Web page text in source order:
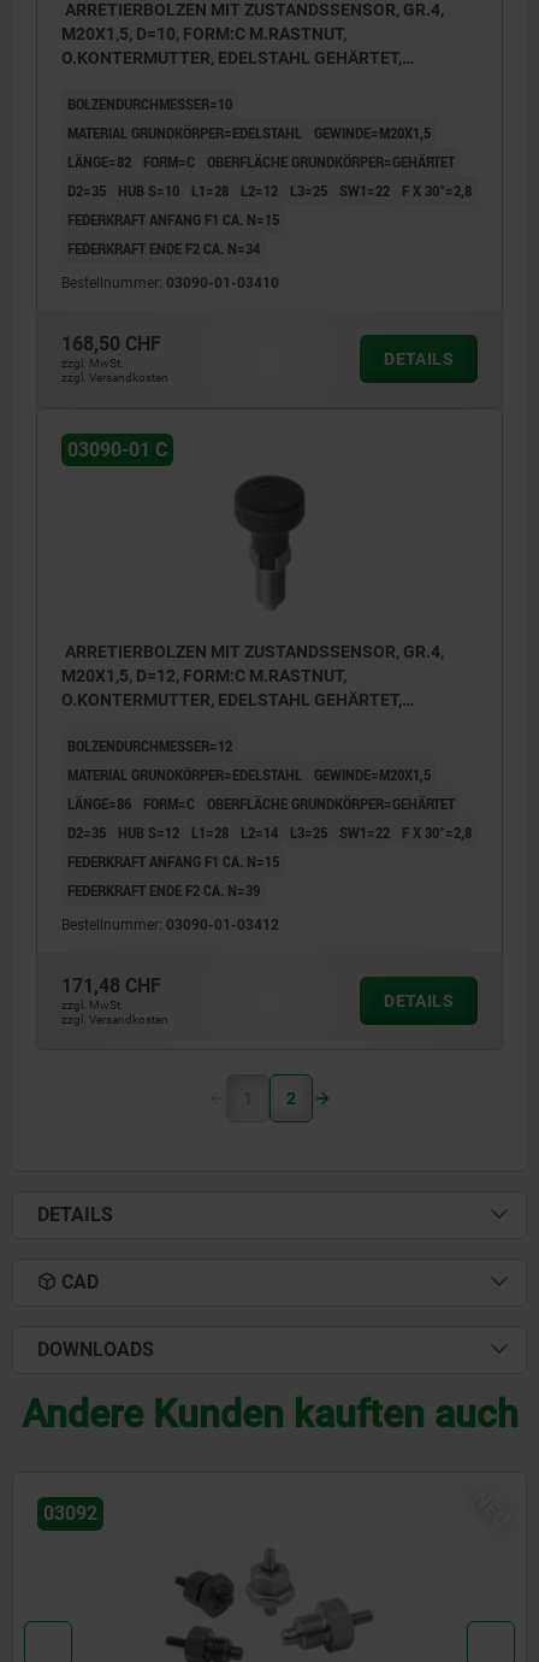
ARRETIERBOLZEN MIT ZUSTANDSSENSOR, GR.4,
M20X1,5, D=10, FORM:C M.RASTNUT,
O.KONTERMUTTER, EDELSTAHL GEHÄRTET,
UN3091 GEFAHRGUTKLASSE 9
BOLZENDURCHMESSER=10
MATERIAL GRUNDKÖRPER=EDELSTAHL
GEWINDE=M20X1,5
LÄNGE=82
FORM=C
OBERFLÄCHE GRUNDKÖRPER=GEHÄRTET
D2=35
HUB S=10 L1=28 L2=12 L3=25 SW1=22
F X 30°=2,8
FEDERKRAFT ANFANG F1 CA. N=15
FEDERKRAFT ENDE F2 CA. N=34
Bestellnummer: 03090-01-03410
168,50 CHF
zzgl. MwSt.
zzgl. Versandkosten
DETAILS
03090-01 C
ARRETIERBOLZEN MIT ZUSTANDSSENSOR, GR.4,
M20X1,5, D=12, FORM:C M.RASTNUT,
O.KONTERMUTTER, EDELSTAHL GEHÄRTET,
UN3091 GEFAHRGUTKLASSE 9
BOLZENDURCHMESSER=12
MATERIAL GRUNDKÖRPER=EDELSTAHL
GEWINDE=M20X1,5
LÄNGE=86
FORM=C
OBERFLÄCHE GRUNDKÖRPER=GEHÄRTET
D2=35
HUB S=12 L1=28 L2=14 L3=25 SW1=22
F X 30°=2,8
FEDERKRAFT ANFANG F1 CA. N=15
FEDERKRAFT ENDE F2 CA. N=39
Bestellnummer: 03090-01-03412
171,48 CHF
zzgl. MwSt.
zzgl. Versandkosten
DETAILS
1 2
DETAILS
CAD
DOWNLOADS
Andere Kunden kauften auch
03092